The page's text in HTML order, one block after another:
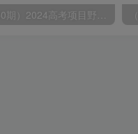
（10150期）2024高考项目野路子玩法，无限裂变，最高一天1W＋！